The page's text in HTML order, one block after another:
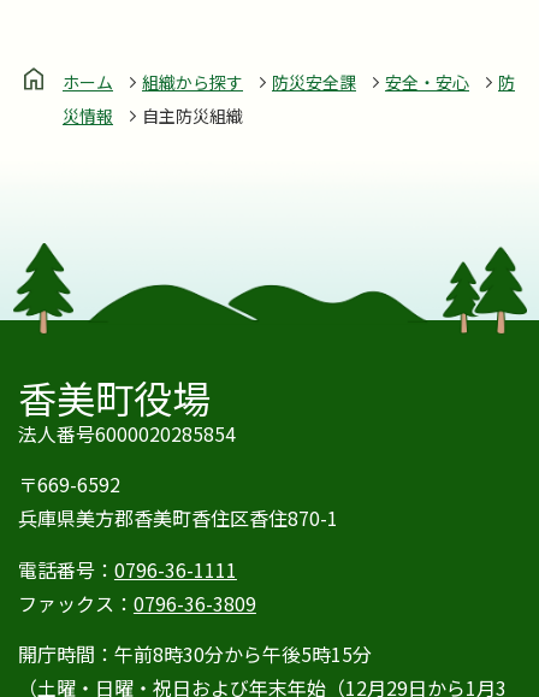
ホーム 組織から探す 防災安全課 安全・安心
防
災情報
自主防災組織
香美町役場
法人番号6000020285854
〒669-6592
兵庫県美方郡香美町香住区香住870-1
電話番号： 0796-36-1111
ファックス： 0796-36-3809
開庁時間：午前8時30分から午後5時15分
（土曜・日曜・祝日および年末年始（12月29日から1月3